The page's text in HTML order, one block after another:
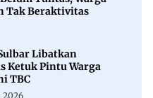
Tak Beraktivitas
Libatkan
Ketuk Pintu Warga
TBC
2026